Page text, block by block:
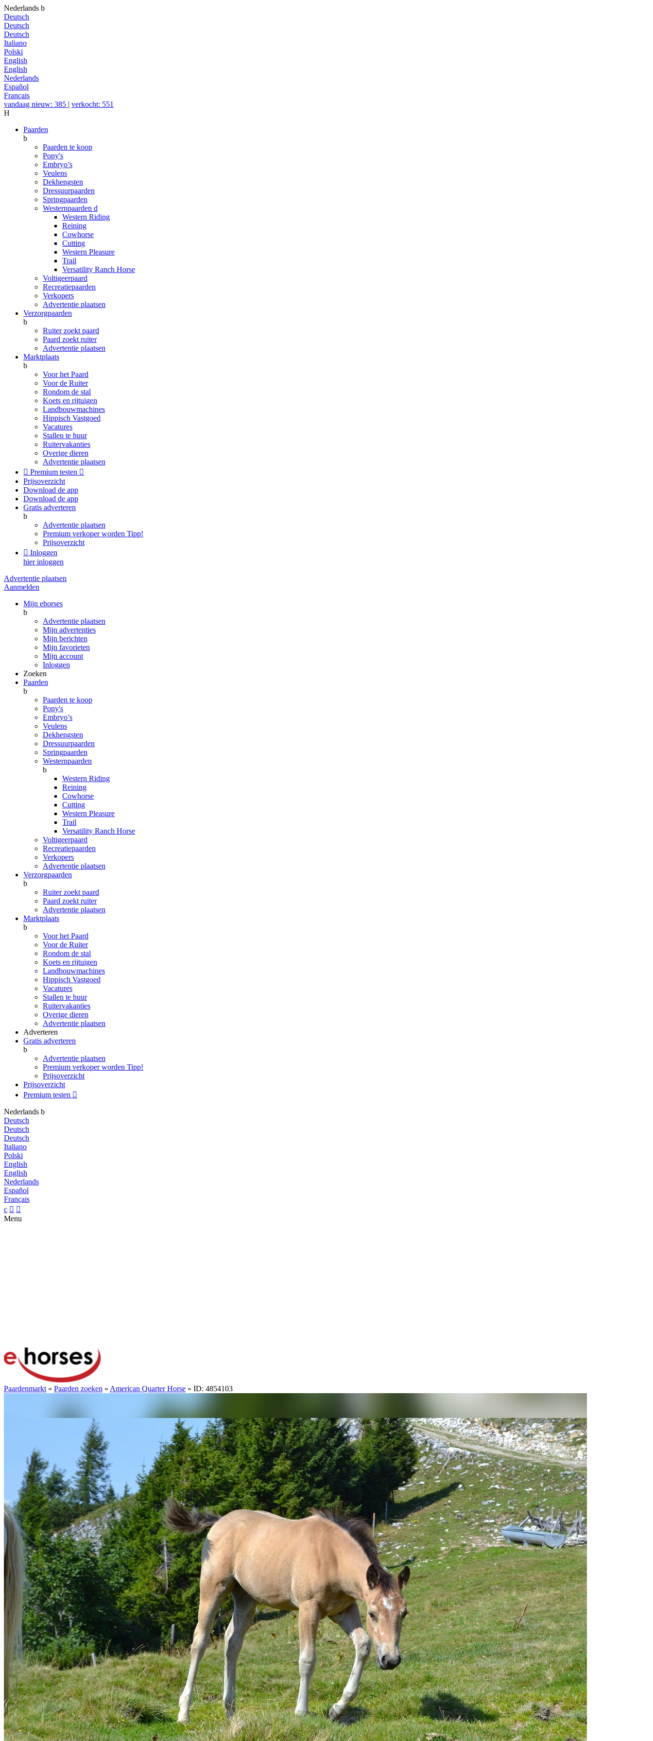
Nederlands b
Deutsch
Deutsch
Deutsch
Italiano
Polski
English
English
Nederlands
Español
Français
vandaag nieuw: 385 | verkocht: 551
H
Paarden
b
Paarden te koop
Pony's
Embryo’s
Veulens
Dekhengsten
Dressuurpaarden
Springpaarden
Westernpaarden d
Western Riding
Reining
Cowhorse
Cutting
Western Pleasure
Trail
Versatility Ranch Horse
Voltigeerpaard
Recreatiepaarden
Verkopers
Advertentie plaatsen
Verzorgpaarden
b
Ruiter zoekt paard
Paard zoekt ruiter
Advertentie plaatsen
Marktplaats
b
Voor het Paard
Voor de Ruiter
Rondom de stal
Koets en rijtuigen
Landbouwmachines
Hippisch Vastgoed
Vacatures
Stallen te huur
Ruitervakanties
Overige dieren
Advertentie plaatsen
 Premium testen 
Prijsoverzicht
Download de app
Download de app
Gratis adverteren
b
Advertentie plaatsen
Premium verkoper worden Tipp!
Prijsoverzicht
 Inloggen
hier inloggen
Advertentie plaatsen
Aanmelden
Mijn ehorses
b
Advertentie plaatsen
Mijn advertenties
Mijn berichten
Mijn favorieten
Mijn account
Inloggen
Zoeken
Paarden
b
Paarden te koop
Pony's
Embryo’s
Veulens
Dekhengsten
Dressuurpaarden
Springpaarden
Westernpaarden
b
Western Riding
Reining
Cowhorse
Cutting
Western Pleasure
Trail
Versatility Ranch Horse
Voltigeerpaard
Recreatiepaarden
Verkopers
Advertentie plaatsen
Verzorgpaarden
b
Ruiter zoekt paard
Paard zoekt ruiter
Advertentie plaatsen
Marktplaats
b
Voor het Paard
Voor de Ruiter
Rondom de stal
Koets en rijtuigen
Landbouwmachines
Hippisch Vastgoed
Vacatures
Stallen te huur
Ruitervakanties
Overige dieren
Advertentie plaatsen
Adverteren
Gratis adverteren
b
Advertentie plaatsen
Premium verkoper worden Tipp!
Prijsoverzicht
Prijsoverzicht
Premium testen 
Nederlands b
Deutsch
Deutsch
Deutsch
Italiano
Polski
English
English
Nederlands
Español
Français
c  
Menu
Paardenmarkt » Paarden zoeken » American Quarter Horse » ID: 4854103